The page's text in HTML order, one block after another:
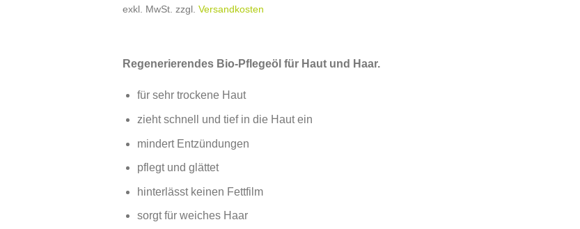
exkl. MwSt. zzgl. Versandkosten
Regenerierendes Bio-Pflegeöl für Haut und Haar.
für sehr trockene Haut
zieht schnell und tief in die Haut ein
mindert Entzündungen
pflegt und glättet
hinterlässt keinen Fettfilm
sorgt für weiches Haar